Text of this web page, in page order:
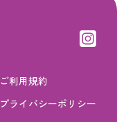
ご利用規約
プライバシーポリシー